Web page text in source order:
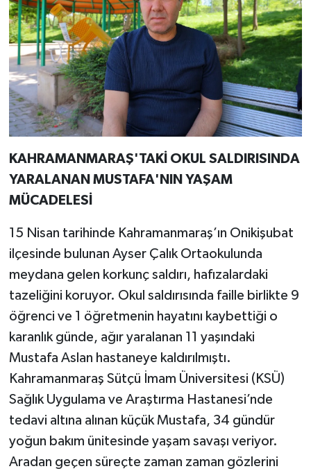
KAHRAMANMARAŞ'TAKİ OKUL SALDIRISINDA
YARALANAN MUSTAFA'NIN YAŞAM
MÜCADELESİ
15 Nisan tarihinde Kahramanmaraş’ın Onikişubat
ilçesinde bulunan Ayser Çalık Ortaokulunda
meydana gelen korkunç saldırı, hafızalardaki
tazeliğini koruyor. Okul saldırısında faille birlikte 9
öğrenci ve 1 öğretmenin hayatını kaybettiği o
karanlık günde, ağır yaralanan 11 yaşındaki
Mustafa Aslan hastaneye kaldırılmıştı.
Kahramanmaraş Sütçü İmam Üniversitesi (KSÜ)
Sağlık Uygulama ve Araştırma Hastanesi’nde
tedavi altına alınan küçük Mustafa, 34 gündür
yoğun bakım ünitesinde yaşam savaşı veriyor.
Aradan geçen süreçte zaman zaman gözlerini